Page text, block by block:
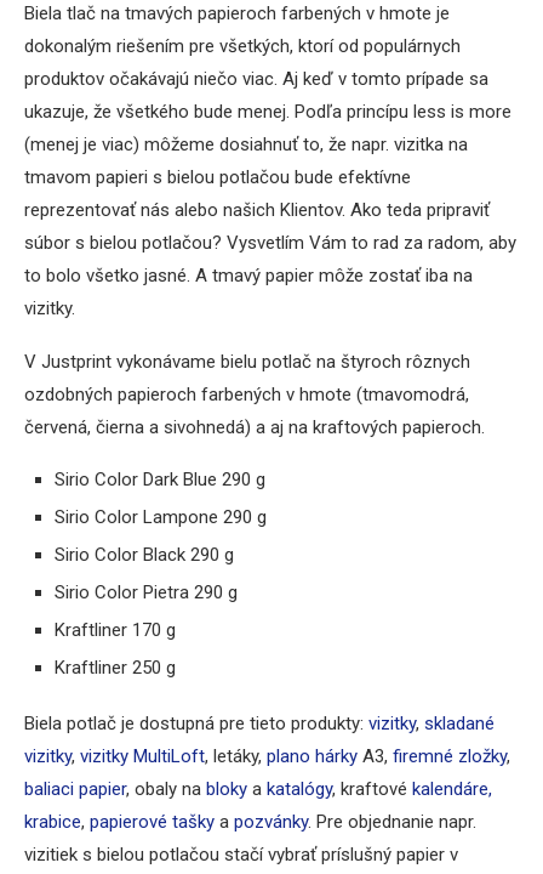
Biela tlač na tmavých papieroch farbených v hmote je
dokonalým riešením pre všetkých, ktorí od populárnych
produktov očakávajú niečo viac. Aj keď v tomto prípade sa
ukazuje, že všetkého bude menej. Podľa princípu less is more
(menej je viac) môžeme dosiahnuť to, že napr. vizitka na
tmavom papieri s bielou potlačou bude efektívne
reprezentovať nás alebo našich Klientov. Ako teda pripraviť
súbor s bielou potlačou? Vysvetlím Vám to rad za radom, aby
to bolo všetko jasné. A tmavý papier môže zostať iba na
vizitky.
V Justprint vykonávame bielu potlač na štyroch rôznych
ozdobných papieroch farbených v hmote (tmavomodrá,
červená, čierna a sivohnedá) a aj na kraftových papieroch.
Sirio Color Dark Blue 290 g
Sirio Color Lampone 290 g
Sirio Color Black 290 g
Sirio Color Pietra 290 g
Kraftliner 170 g
Kraftliner 250 g
Biela potlač je dostupná pre tieto produkty: vizitky, skladané
vizitky, vizitky MultiLoft, letáky, plano hárky A3, firemné zložky,
baliaci papier, obaly na bloky a katalógy, kraftové kalendáre,
krabice, papierové tašky a pozvánky. Pre objednanie napr.
vizitiek s bielou potlačou stačí vybrať príslušný papier v